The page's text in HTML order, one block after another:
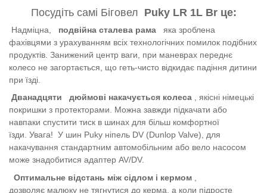
Посудіть самі Біговел Puky LR 1L Br це:
Надміцна, подвійна сталева рама
яка зроблена
фахівцями з урахуванням всіх технологічних помилок подібних
продуктів. Занижений центр ваги, при маневрах переднє
колесо не загортається, що геть-чисто відкидає падіння дитини
при їзді.
Дванадцяти
дюймові накачується колеса , якісні німецькі
покришки з протекторами. Можна завжди підкачати або
навпаки спустити тиск в шинах для більш комфортної
їзди. Увага! У шин Puky ніпель DV (Dunlop Valve), для
накачування стандартним автомобільним або вело насосом
може знадобитися адаптер AV/DV.
Оптимальне відстань між сідлом і кермом
дозволяє малюку не тягнутися до керма, а коли підросте